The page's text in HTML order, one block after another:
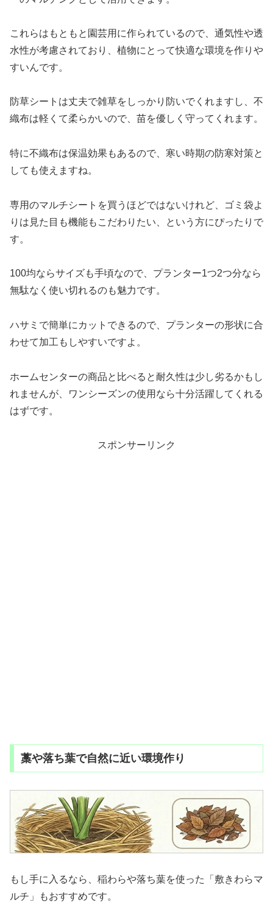
これらはもともと園芸用に作られているので、通気性や透
水性が考慮されており、植物にとって快適な環境を作りや
すいんです。
防草シートは丈夫で雑草をしっかり防いでくれますし、不
織布は軽くて柔らかいので、苗を優しく守ってくれます。
特に不織布は保温効果もあるので、寒い時期の防寒対策と
しても使えますね。
専用のマルチシートを買うほどではないけれど、ゴミ袋よ
りは見た目も機能もこだわりたい、という方にぴったりで
す。
100均ならサイズも手頃なので、プランター1つ2つ分なら
無駄なく使い切れるのも魅力です。
ハサミで簡単にカットできるので、プランターの形状に合
わせて加工もしやすいですよ。
ホームセンターの商品と比べると耐久性は少し劣るかもし
れませんが、ワンシーズンの使用なら十分活躍してくれる
はずです。
スポンサーリンク
藁や落ち葉で自然に近い環境作り
もし手に入るなら、稲わらや落ち葉を使った「敷きわらマ
ルチ」もおすすめです。